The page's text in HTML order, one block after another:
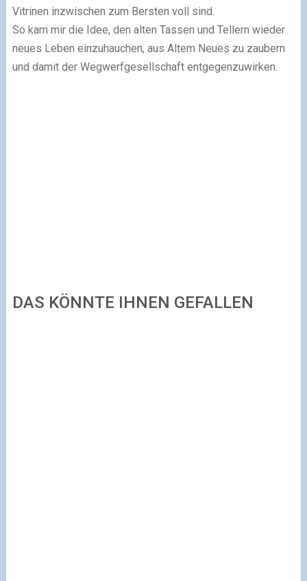
Vitrinen inzwischen zum Bersten voll sind.
So kam mir die Idee, den alten Tassen und Tellern wieder
neues Leben einzuhauchen, aus Altem Neues zu zaubern
und damit der Wegwerfgesellschaft entgegenzuwirken.
DAS KÖNNTE IHNEN GEFALLEN